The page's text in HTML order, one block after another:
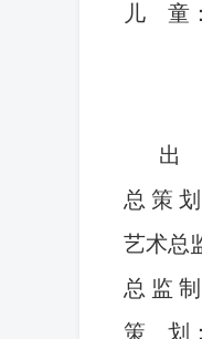
儿
童
出
总 策
艺术总
总 监
策
划